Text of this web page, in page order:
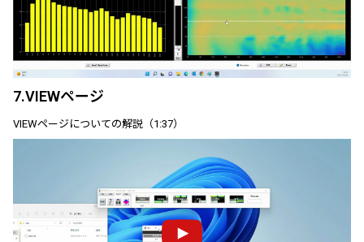
7.VIEWページ
VIEWページについての解説（1:37）